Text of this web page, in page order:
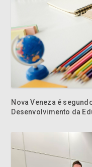
Nova Veneza é
Desenvolvimento da